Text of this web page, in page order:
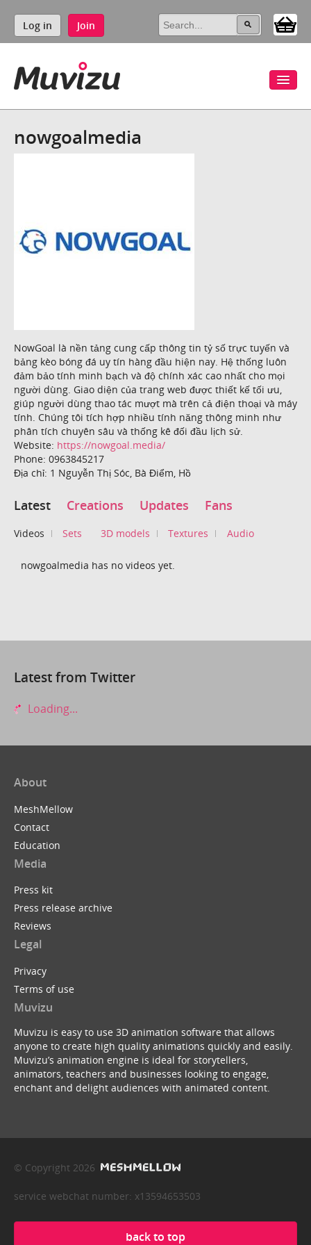
Log in Join
nowgoalmedia
NowGoal là nền tảng cung cấp thông tin tỷ số trực tuyến và
bảng kèo bóng đá uy tín hàng đầu hiện nay. Hệ thống luôn
đảm bảo tính minh bạch và độ chính xác cao nhất cho mọi
người dùng. Giao diện của trang web được thiết kế tối ưu,
giúp người dùng thao tác mượt mà trên cả điện thoại và máy
tính. Chúng tôi tích hợp nhiều tính năng thông minh như
phân tích chuyên sâu và thống kê đối đầu lịch sử.
Website: https://nowgoal.media/
Phone: 0963845217
Địa chỉ: 1 Nguyễn Thị Sóc, Bà Điểm, Hồ
Latest Creations Updates Fans
Videos Sets 3D models Textures Audio
nowgoalmedia has no videos yet.
Latest from Twitter
Loading...
About
MeshMellow
Contact
Education
Media
Press kit
Press release archive
Reviews
Legal
Privacy
Terms of use
Muvizu
Muvizu is easy to use 3D animation software that allows
anyone to create high quality animations quickly and easily.
Muvizu’s animation engine is ideal for storytellers,
animators, teachers and businesses looking to engage,
enchant and delight audiences with animated content.
© Copyright 2026
service webchat number: x13594653503
back to top